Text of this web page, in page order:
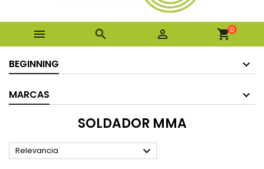
   shopping_cart0
BEGINNING
MARCAS
SOLDADOR MMA
Relevancia 